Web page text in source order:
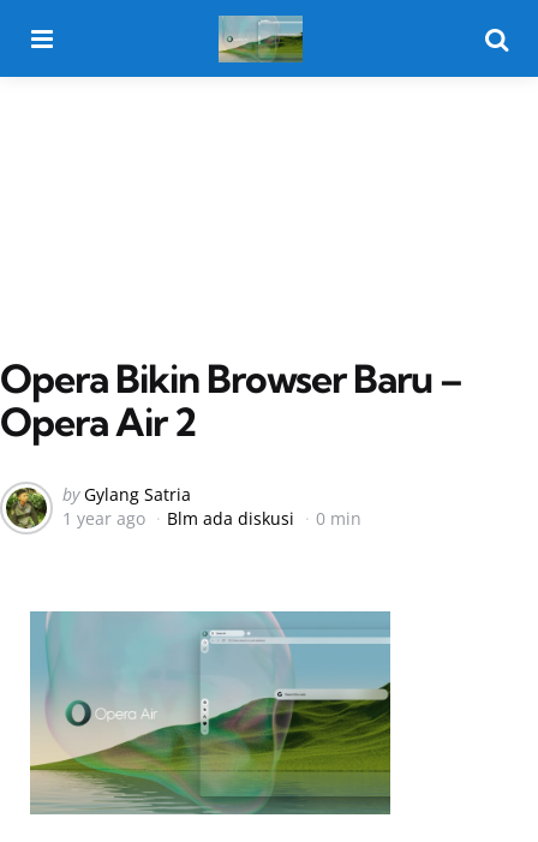
Opera Bikin Browser Baru –
Opera Air 2
Posted
by
by Gylang Satria
1 year ago
Blm ada diskusi 0 min